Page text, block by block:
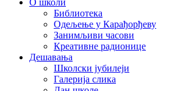
О школи
Библиотека
Одељење у Карађорђеву
Занимљиви часови
Креативне радионице
Дешавања
Школски јубилеји
Галерија слика